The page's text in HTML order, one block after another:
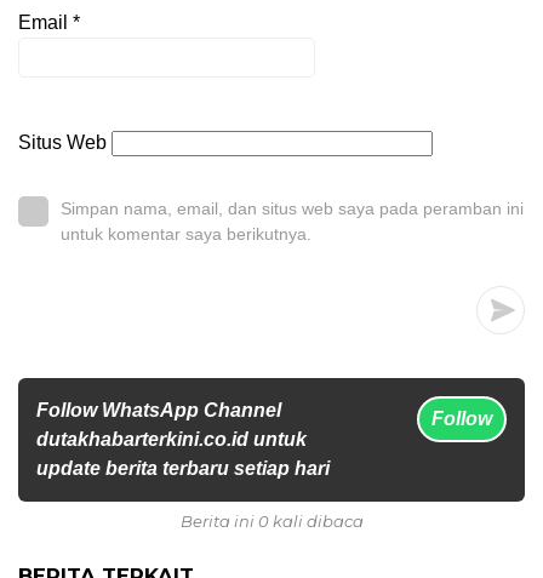
Email *
Situs Web
Simpan nama, email, dan situs web saya pada peramban ini
untuk komentar saya berikutnya.
Follow WhatsApp Channel
dutakhabarterkini.co.id untuk
update berita terbaru setiap hari
Follow
Berita ini 0 kali dibaca